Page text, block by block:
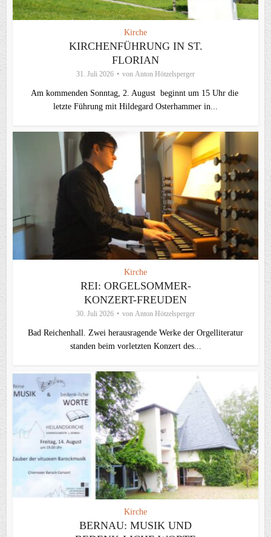
Kirche
KIRCHENFÜHRUNG IN ST.
FLORIAN
31. Juli 2026 von Anton Hötzelsperger
Am kommenden Sonntag, 2. August beginnt um 15 Uhr die
letzte Führung mit Hildegard Osterhammer in...
Kirche
REI: ORGELSOMMER-
KONZERT-FREUDEN
30. Juli 2026 von Anton Hötzelsperger
Bad Reichenhall. Zwei herausragende Werke der Orgelliteratur
standen beim vorletzten Konzert des...
Kirche
BERNAU: MUSIK UND